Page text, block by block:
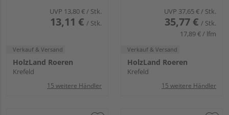
UVP 13,80 €/ Stk.
13,11 € / Stk.
Verkauf & Versand
HolzLand Roeren
Krefeld
15 weitere Händler
UVP 37,65 €/ Stk.
35,77 € / Stk.
17,89 € / lfm
Verkauf & Versand
HolzLand Roeren
Krefeld
15 weitere Händler